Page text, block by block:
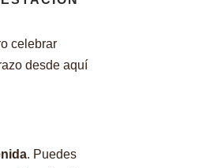
celebrar
desde aquí
. Puedes